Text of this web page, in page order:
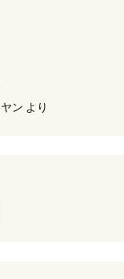
ヤン より